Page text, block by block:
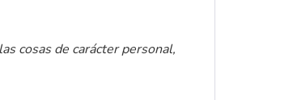
cosas de carácter personal,